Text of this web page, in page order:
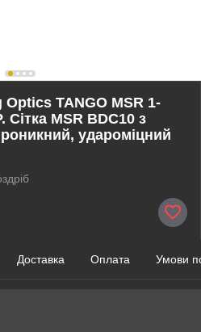
TANGO MSR 1-
Сітка MSR BDC10 з
удароміцний
Доставка Оплата Умови